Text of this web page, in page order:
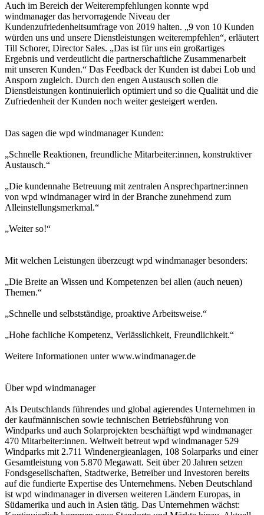
Auch im Bereich der Weiterempfehlungen konnte wpd
windmanager das hervorragende Niveau der
Kundenzufriedenheitsumfrage von 2019 halten. „9 von 10 Kunden
würden uns und unsere Dienstleistungen weiterempfehlen“, erläutert
Till Schorer, Director Sales. „Das ist für uns ein großartiges
Ergebnis und verdeutlicht die partnerschaftliche Zusammenarbeit
mit unseren Kunden.“ Das Feedback der Kunden ist dabei Lob und
Ansporn zugleich. Durch den engen Austausch sollen die
Dienstleistungen kontinuierlich optimiert und so die Qualität und die
Zufriedenheit der Kunden noch weiter gesteigert werden.
Das sagen die wpd windmanager Kunden:
„Schnelle Reaktionen, freundliche Mitarbeiter:innen, konstruktiver
Austausch.“
„Die kundennahe Betreuung mit zentralen Ansprechpartner:innen
von wpd windmanager wird in der Branche zunehmend zum
Alleinstellungsmerkmal.“
„Weiter so!“
Mit welchen Leistungen überzeugt wpd windmanager besonders:
„Die Breite an Wissen und Kompetenzen bei allen (auch neuen)
Themen.“
„Schnelle und selbstständige, proaktive Arbeitsweise.“
„Hohe fachliche Kompetenz, Verlässlichkeit, Freundlichkeit.“
Weitere Informationen unter www.windmanager.de
Über wpd windmanager
Als Deutschlands führendes und global agierendes Unternehmen in
der kaufmännischen sowie technischen Betriebsführung von
Windparks und auch Solarprojekten beschäftigt wpd windmanager
470 Mitarbeiter:innen. Weltweit betreut wpd windmanager 529
Windparks mit 2.711 Windenergieanlagen, 108 Solarparks und einer
Gesamtleistung von 5.870 Megawatt. Seit über 20 Jahren setzen
Fondsgesellschaften, Stadtwerke, Betreiber und Investoren bereits
auf die fundierte Expertise des Unternehmens. Neben Deutschland
ist wpd windmanager in diversen weiteren Ländern Europas, in
Südamerika und auch in Asien tätig. Das Unternehmen wächst: